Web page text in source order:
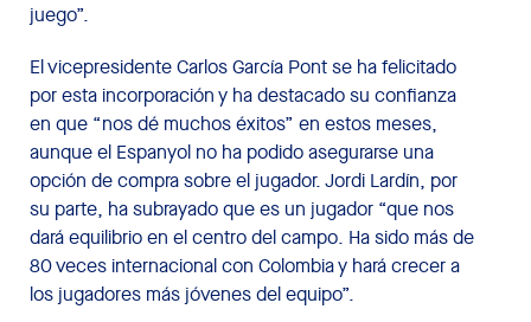
juego”.
El vicepresidente Carlos García Pont se ha felicitado
por esta incorporación y ha destacado su confianza
en que “nos dé muchos éxitos” en estos meses,
aunque el Espanyol no ha podido asegurarse una
opción de compra sobre el jugador. Jordi Lardín, por
su parte, ha subrayado que es un jugador “que nos
dará equilibrio en el centro del campo. Ha sido más de
80 veces internacional con Colombia y hará crecer a
los jugadores más jóvenes del equipo”.